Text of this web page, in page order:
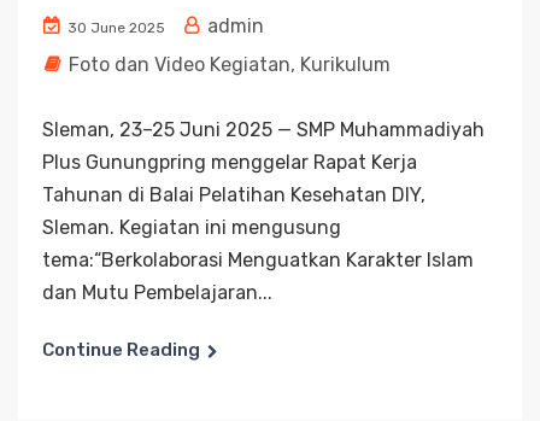
30 June 2025
admin
Foto dan Video Kegiatan, Kurikulum
Sleman, 23–25 Juni 2025 — SMP Muhammadiyah
Plus Gunungpring menggelar Rapat Kerja
Tahunan di Balai Pelatihan Kesehatan DIY,
Sleman. Kegiatan ini mengusung
tema:“Berkolaborasi Menguatkan Karakter Islam
dan Mutu Pembelajaran...
Continue Reading